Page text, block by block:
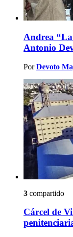
Andrea
Antonio
Por Devoto
3 compartido
Cárcel de